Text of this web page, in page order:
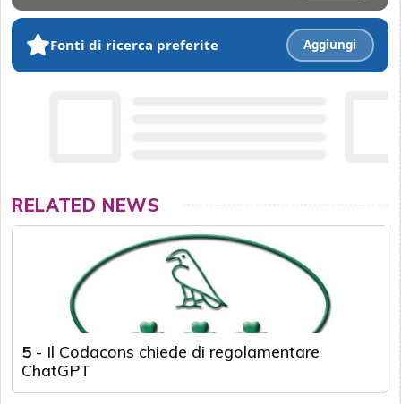
Fonti di ricerca preferite Aggiungi
RELATED NEWS
5 - Il Codacons chiede di regolamentare
ChatGPT